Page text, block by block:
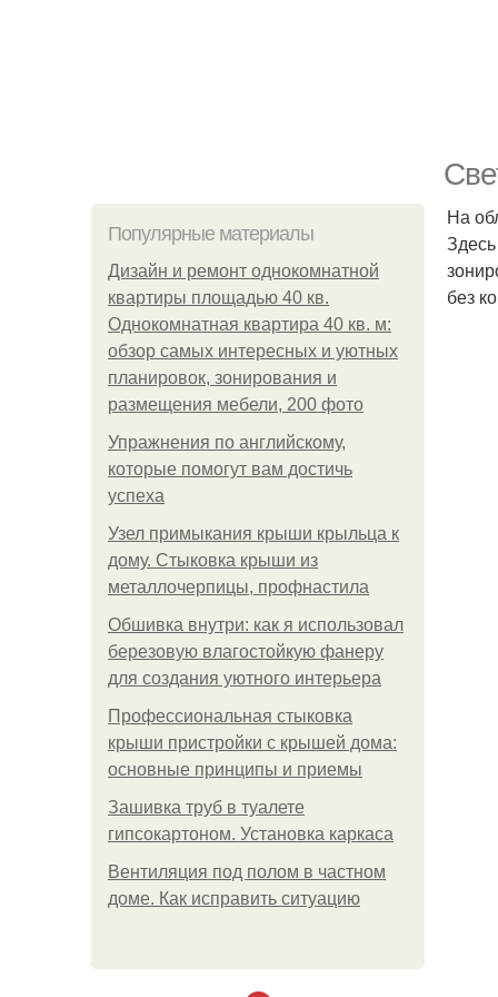
Популярные материалы
Дизайн и ремонт однокомнатной
квартиры площадью 40 кв.
Однокомнатная квартира 40 кв. м:
обзор самых интересных и уютных
планировок, зонирования и
размещения мебели, 200 фото
Упражнения по английскому,
которые помогут вам достичь
успеха
Узел примыкания крыши крыльца к
дому. Стыковка крыши из
металлочерпицы, профнастила
Обшивка внутри: как я использовал
березовую влагостойкую фанеру
для создания уютного интерьера
Профессиональная стыковка
крыши пристройки с крышей дома:
основные принципы и приемы
Зашивка труб в туалете
гипсокартоном. Установка каркаса
Вентиляция под полом в частном
доме. Как исправить ситуацию
На
без